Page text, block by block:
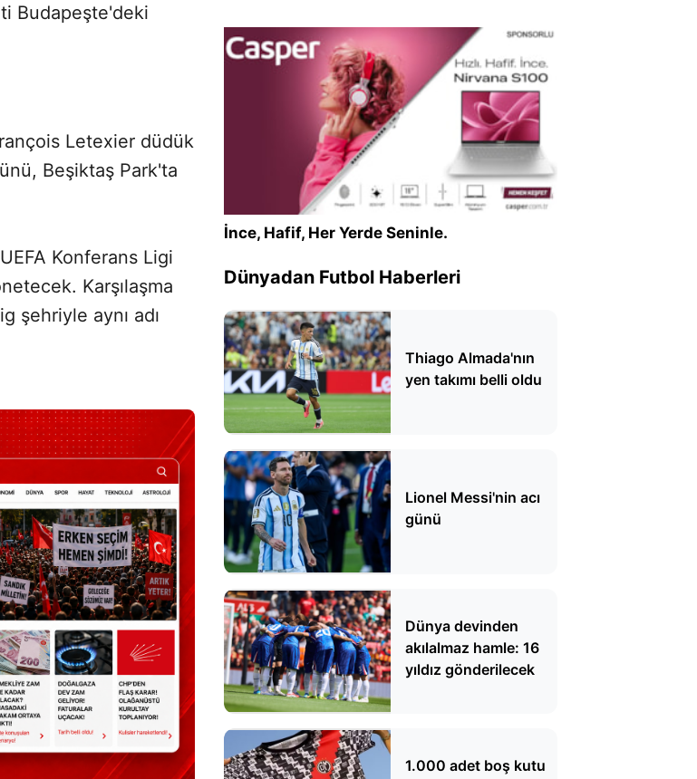
Budapeşte'deki
Letexier düdük
Beşiktaş Park'ta
Konferans Ligi
Karşılaşma
şehriyle aynı adı
İnce, Hafif, Her Yerde Seninle.
Dünyadan Futbol Haberleri
Thiago Almada'nın
yen takımı belli oldu
Lionel Messi'nin acı
günü
Dünya devinden
akılalmaz hamle: 16
yıldız gönderilecek
1.000 adet boş kutu